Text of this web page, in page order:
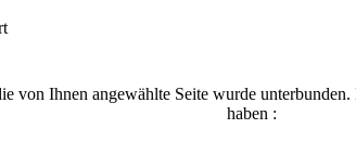
von Ihnen angewählte Seite wurde
haben :